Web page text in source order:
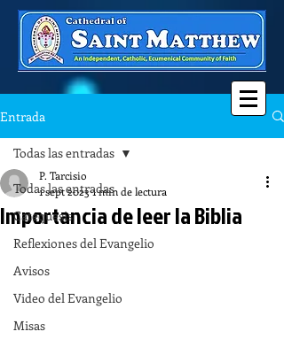
Entrada
Todas las entradas
Catequesis
Reflexiones del Evangelio
Avisos
Video del Evangelio
Misas
Todas las entradas
Importancia de leer la Biblia
P. Tarcisio
1 sept 20231 min de lectura